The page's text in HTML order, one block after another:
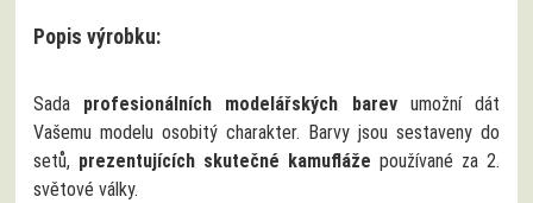
Popis výrobku:
Sada profesionálních modelářských barevumožní dát
Vašemu modelu osobitý charakter. Barvy jsou sestaveny do
setů, prezentujících skutečné kamufláže používané za 2.
světové války.